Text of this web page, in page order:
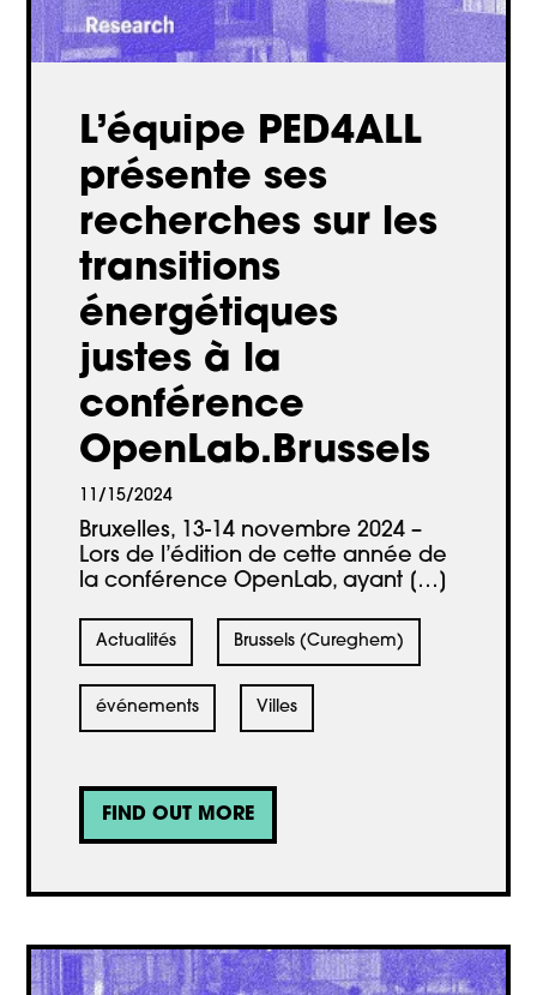
L’équipe PED4ALL
présente ses
recherches sur les
transitions
énergétiques
justes à la
conférence
OpenLab.Brussels
11/15/2024
Bruxelles, 13-14 novembre 2024 –
Lors de l’édition de cette année de
la conférence OpenLab, ayant […]
Actualités Brussels (Cureghem)
événements Villes
FIND OUT MORE